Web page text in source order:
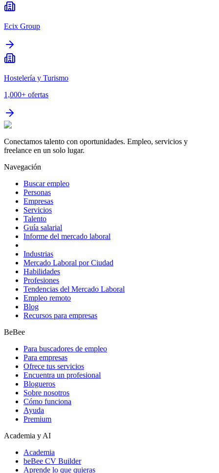
Ecix Group
Hostelería y Turismo
1,000+ ofertas
Conectamos talento con oportunidades. Empleo, servicios y
freelance en un solo lugar.
Navegación
Buscar empleo
Personas
Empresas
Servicios
Talento
Guía salarial
Informe del mercado laboral
Industrias
Mercado Laboral por Ciudad
Habilidades
Profesiones
Tendencias del Mercado Laboral
Empleo remoto
Blog
Recursos para empresas
BeBee
Para buscadores de empleo
Para empresas
Ofrece tus servicios
Encuentra un profesional
Blogueros
Sobre nosotros
Cómo funciona
Ayuda
Premium
Academia y AI
Academia
beBee CV Builder
Aprende lo que quieras